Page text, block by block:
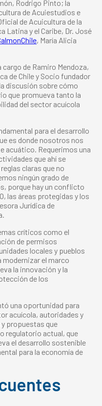
Rodrigo Pinto; la
de Acuiestudios e
de Acuicultura de la
Latina y el Caribe, Dr. José
, María Alicia
de Ramiro Mendoza,
de Chile y Socio fundador
discusión sobre cómo
que promueva tanto la
del sector acuícola
para el desarrollo
es donde nosotros nos
acuático. Requerimos una
que ahí se
claras que no
ningún grado de
porque hay un conflicto
las áreas protegidas y los
Jurídica de
críticos como el
de permisos
locales y pueblos
el marco
la innovación y la
de los
una oportunidad para
acuícola, autoridades y
propuestas que
regulatorio actual, que
el desarrollo sostenible
para la economía de